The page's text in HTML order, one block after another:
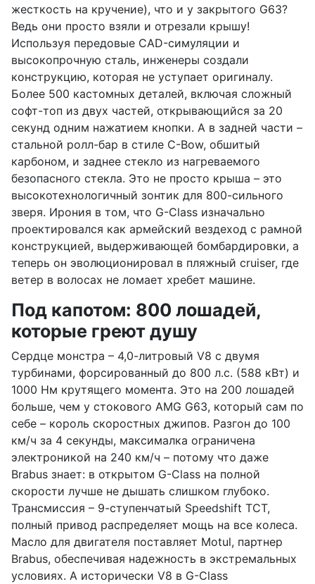
жесткость на кручение), что и у закрытого G63?
Ведь они просто взяли и отрезали крышу!
Используя передовые CAD-симуляции и
высокопрочную сталь, инженеры создали
конструкцию, которая не уступает оригиналу.
Более 500 кастомных деталей, включая сложный
софт-топ из двух частей, открывающийся за 20
секунд одним нажатием кнопки. А в задней части –
стальной ролл-бар в стиле C-Bow, обшитый
карбоном, и заднее стекло из нагреваемого
безопасного стекла. Это не просто крыша – это
высокотехнологичный зонтик для 800-сильного
зверя. Ирония в том, что G-Class изначально
проектировался как армейский вездеход с рамной
конструкцией, выдерживающей бомбардировки, а
теперь он эволюционировал в пляжный cruiser, где
ветер в волосах не ломает хребет машине.
Под капотом: 800 лошадей,
которые греют душу
Сердце монстра – 4,0-литровый V8 с двумя
турбинами, форсированный до 800 л.с. (588 кВт) и
1000 Нм крутящего момента. Это на 200 лошадей
больше, чем у стокового AMG G63, который сам по
себе – король скоростных джипов. Разгон до 100
км/ч за 4 секунды, максималка ограничена
электроникой на 240 км/ч – потому что даже
Brabus знает: в открытом G-Class на полной
скорости лучше не дышать слишком глубоко.
Трансмиссия – 9-ступенчатый Speedshift TCT,
полный привод распределяет мощь на все колеса.
Масло для двигателя поставляет Motul, партнер
Brabus, обеспечивая надежность в экстремальных
условиях. А исторически V8 в G-Class